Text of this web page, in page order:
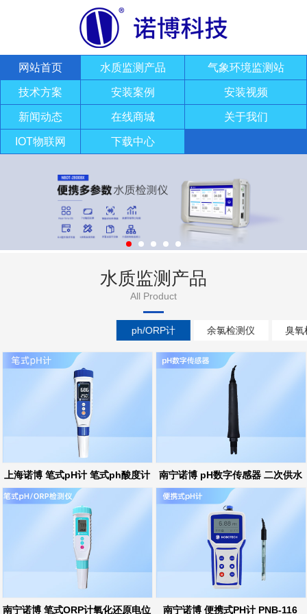
网站首页 水质监测产品 气象环境监测站
技术方案 安装案例 安装视频
新闻动态 在线商城 关于我们
IOT物联网 下载中心
水质监测产品
All Product
ph/ORP计 余氯检测仪 臭氧
上海诺博 笔式pH计 笔式ph酸度计 南宁诺博 pH数字传感器 二次供水
ph在线监测
南宁诺博 笔式ORP计氧化还原电位 南宁诺博 便携式PH计 PNB-116